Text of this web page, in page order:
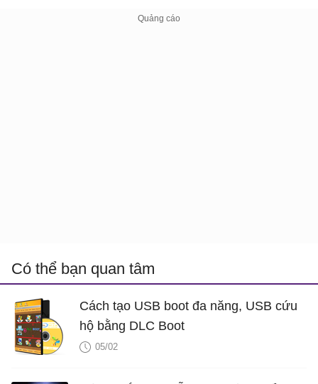
Có thể bạn quan tâm
Cách tạo USB boot đa năng, USB cứu
hộ bằng DLC Boot
05/02